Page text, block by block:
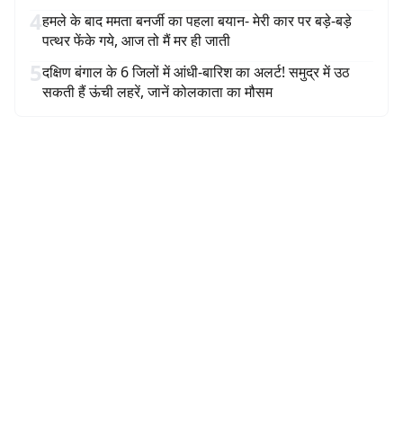
4हमले के बाद ममता बनर्जी का पहला बयान- मेरी कार पर बड़े-बड़े
पत्थर फेंके गये, आज तो मैं मर ही जाती
5दक्षिण बंगाल के 6 जिलों में आंधी-बारिश का अलर्ट! समुद्र में उठ
सकती हैं ऊंची लहरें, जानें कोलकाता का मौसम